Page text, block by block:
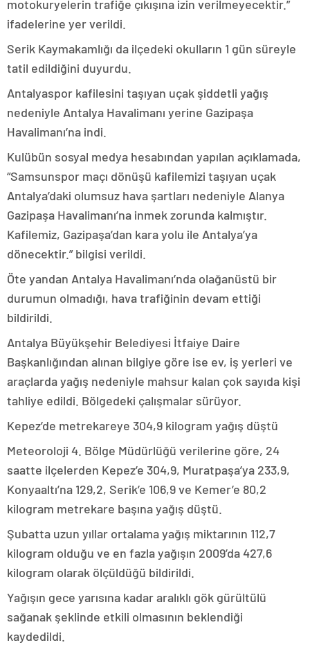
motokuryelerin trafiğe çıkışına izin verilmeyecektir.”
ifadelerine yer verildi.
Serik Kaymakamlığı da ilçedeki okulların 1 gün süreyle
tatil edildiğini duyurdu.
Antalyaspor kafilesini taşıyan uçak şiddetli yağış
nedeniyle Antalya Havalimanı yerine Gazipaşa
Havalimanı’na indi.
Kulübün sosyal medya hesabından yapılan açıklamada,
“Samsunspor maçı dönüşü kafilemizi taşıyan uçak
Antalya’daki olumsuz hava şartları nedeniyle Alanya
Gazipaşa Havalimanı’na inmek zorunda kalmıştır.
Kafilemiz, Gazipaşa’dan kara yolu ile Antalya’ya
dönecektir.” bilgisi verildi.
Öte yandan Antalya Havalimanı’nda olağanüstü bir
durumun olmadığı, hava trafiğinin devam ettiği
bildirildi.
Antalya Büyükşehir Belediyesi İtfaiye Daire
Başkanlığından alınan bilgiye göre ise ev, iş yerleri ve
araçlarda yağış nedeniyle mahsur kalan çok sayıda kişi
tahliye edildi. Bölgedeki çalışmalar sürüyor.
Kepez’de metrekareye 304,9 kilogram yağış düştü
Meteoroloji 4. Bölge Müdürlüğü verilerine göre, 24
saatte ilçelerden Kepez’e 304,9, Muratpaşa’ya 233,9,
Konyaaltı’na 129,2, Serik’e 106,9 ve Kemer’e 80,2
kilogram metrekare başına yağış düştü.
Şubatta uzun yıllar ortalama yağış miktarının 112,7
kilogram olduğu ve en fazla yağışın 2009’da 427,6
kilogram olarak ölçüldüğü bildirildi.
Yağışın gece yarısına kadar aralıklı gök gürültülü
sağanak şeklinde etkili olmasının beklendiği
kaydedildi.